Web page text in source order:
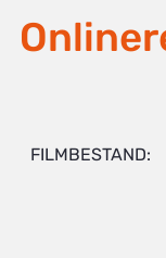
FILMBESTAND: